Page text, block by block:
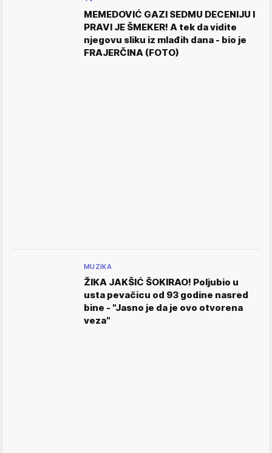
MEMEDOVIĆ GAZI SEDMU DECENIJU I
PRAVI JE ŠMEKER! A tek da vidite
njegovu sliku iz mlađih dana - bio je
FRAJERČINA (FOTO)
MUZIKA
ŽIKA JAKŠIĆ ŠOKIRAO! Poljubio u
usta pevačicu od 93 godine nasred
bine - "Jasno je da je ovo otvorena
veza"